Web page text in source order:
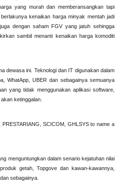
yang murah dan memberansangkan tapi
kenaikan harga minyak mentah jadi
dengan saham FGV yang jatuh sehingga
sambil menanti kenaikan harga komoditi
dewasa ini. Teknologi dan IT digunakan dalam
WhatApp, UBER dan sebagainya semuanya
yang tidak menggunakan aplikasi software,
ketinggalan.
SCICOM, GHLSYS to name a
menguntungkan dalam senario kejatuhan nilai
getah, Topgove dan kawan-kawannya,
sebagainya.